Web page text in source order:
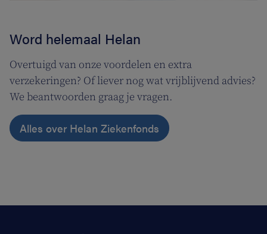
Word helemaal Helan
Overtuigd van onze voordelen en extra
verzekeringen? Of liever nog wat vrijblijvend advies?
We beantwoorden graag je vragen.
Alles over Helan Ziekenfonds